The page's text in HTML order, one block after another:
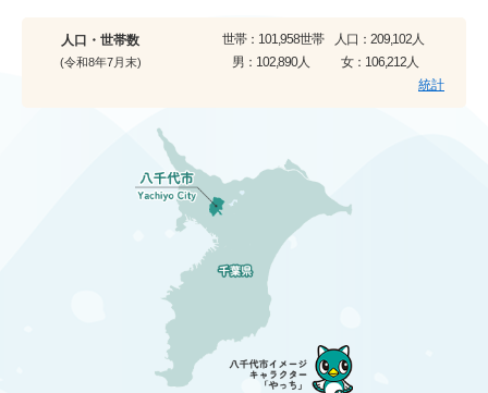
人口・世帯数
(令和8年7月末)
世帯： 101,958世帯 人口： 209,102人
男： 102,890人 女： 106,212人
統計